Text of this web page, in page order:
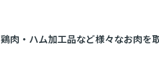
・ハム加工品など様々なお肉を